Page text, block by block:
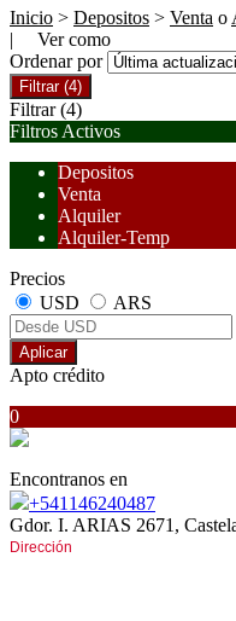
Inicio > Depositos > Venta o
| Ver como
Ordenar por
Filtrar (4)
Filtrar (4)
Filtros Activos
Depositos
Venta
Alquiler
Alquiler-Temp
Precios
USD
ARS
Aplicar
Apto crédito
0
Encontranos en
+541146240487
Gdor. I. ARIAS 2671,
Dirección